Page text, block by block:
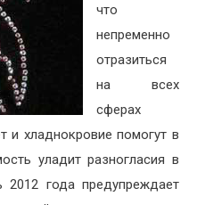
что
непременно
отразиться
на всех
сферах
и хладнокровие помогут в
уладит разногласия в
2012 года предупреждает